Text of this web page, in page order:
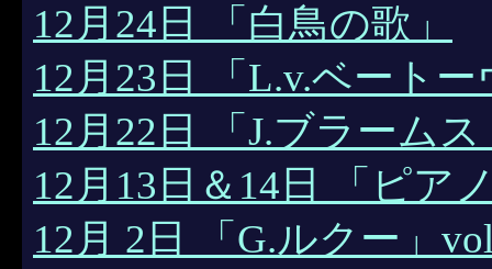
12月24日 「白鳥の歌」
12月23日 「L.v.ベート
12月22日 「J.ブラームス
12月13日＆14日 「ピア
12月 2日 「G.ルクー」